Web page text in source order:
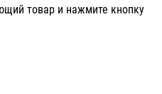
товар и нажмите кнопку